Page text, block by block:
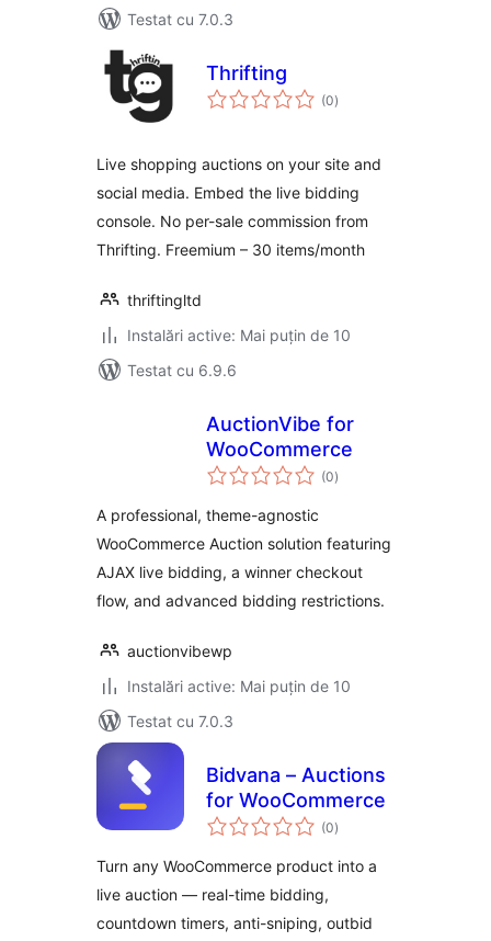
Testat cu 7.0.3
Thrifting
(0total
aprecieri
)
Live shopping auctions on your site and
social media. Embed the live bidding
console. No per-sale commission from
Thrifting. Freemium – 30 items/month
thriftingltd
Instalări active: Mai puțin de 10
Testat cu 6.9.6
AuctionVibe for
WooCommerce
(0total
aprecieri
)
A professional, theme-agnostic
WooCommerce Auction solution featuring
AJAX live bidding, a winner checkout
flow, and advanced bidding restrictions.
auctionvibewp
Instalări active: Mai puțin de 10
Testat cu 7.0.3
Bidvana – Auctions
for WooCommerce
(0total
aprecieri
)
Turn any WooCommerce product into a
live auction — real-time bidding,
countdown timers, anti-sniping, outbid